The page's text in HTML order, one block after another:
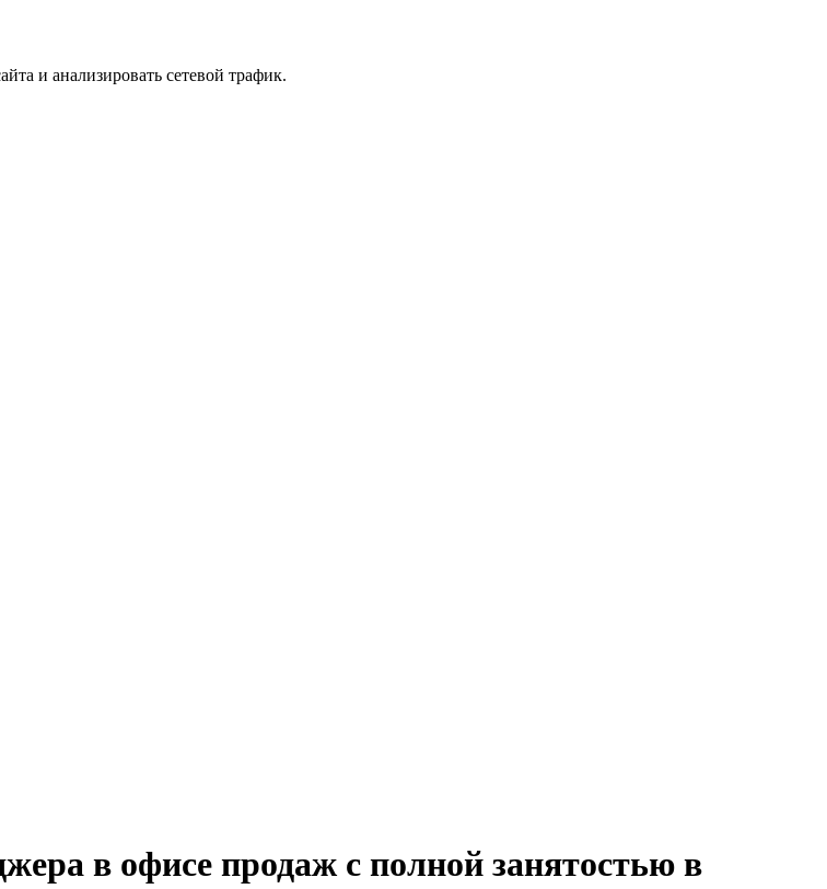
и анализировать сетевой трафик.
в офисе продаж с полной занятостью в